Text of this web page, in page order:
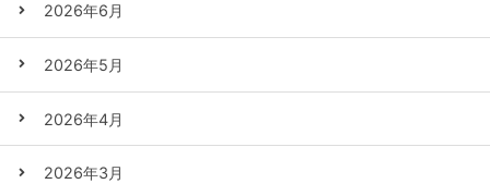
2026年6月
2026年5月
2026年4月
2026年3月